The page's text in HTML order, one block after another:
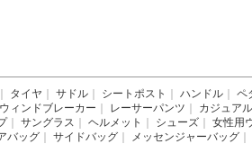
タイヤ サドル シートポスト ハンドル
ペ
ウィンドブレーカー レーサーパンツ
カジュア
｜ サングラス ヘルメット シューズ
女性用
バッグ サイドバッグ メッセンジャーバッグ